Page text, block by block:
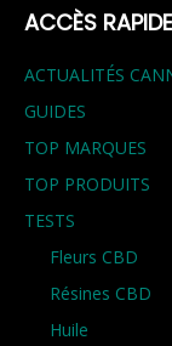
ACCÈS
ACTUALITÉS
GUIDES
TOP MARQUES
TOP PRODUITS
TESTS
Fleurs CBD
Résines CBD
Huile